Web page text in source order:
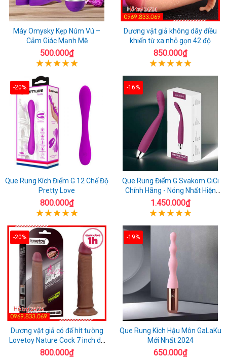
Máy Omysky Kẹp Núm Vú –
Cảm Giác Mạnh Mẽ
500.000₫
Dương vật giả không dây điều
khiển từ xa nhỏ gọn 42 độ
850.000₫
-20%
Que Rung Kích Điểm G 12 Chế Độ
Pretty Love
800.000₫
-16%
Que Rung Điểm G Svakom CiCi
Chính Hãng - Nóng Nhất Hiện
Nay
1.450.000₫
-20%
Dương vật giả có đế hít tường
Lovetoy Nature Cock 7 inch da
đen
800.000₫
-19%
Que Rung Kích Hậu Môn GaLaKu
Mới Nhất 2024
650.000₫